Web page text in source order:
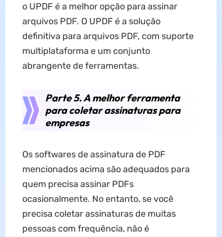
o UPDF é a melhor opção para assinar
arquivos PDF. O UPDF é a solução
definitiva para arquivos PDF, com suporte
multiplataforma e um conjunto
abrangente de ferramentas.
Parte 5. A melhor ferramenta
para coletar assinaturas para
empresas
Os softwares de assinatura de PDF
mencionados acima são adequados para
quem precisa assinar PDFs
ocasionalmente. No entanto, se você
precisa coletar assinaturas de muitas
pessoas com frequência, não é